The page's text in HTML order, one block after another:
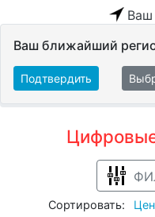
Ваш
Ваш ближайший
Подтвердить
Сортировать: